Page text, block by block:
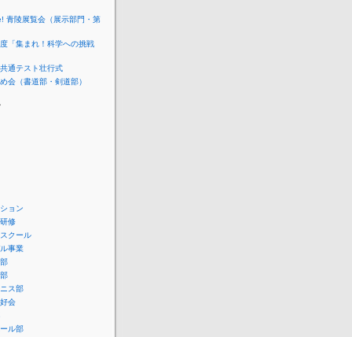
青陵展覧会（展示部門・第
「集まれ！科学への挑戦
通テスト壮行式
会（書道部・剣道部）
ョン
修
クール
事業
ス部
会
ル部